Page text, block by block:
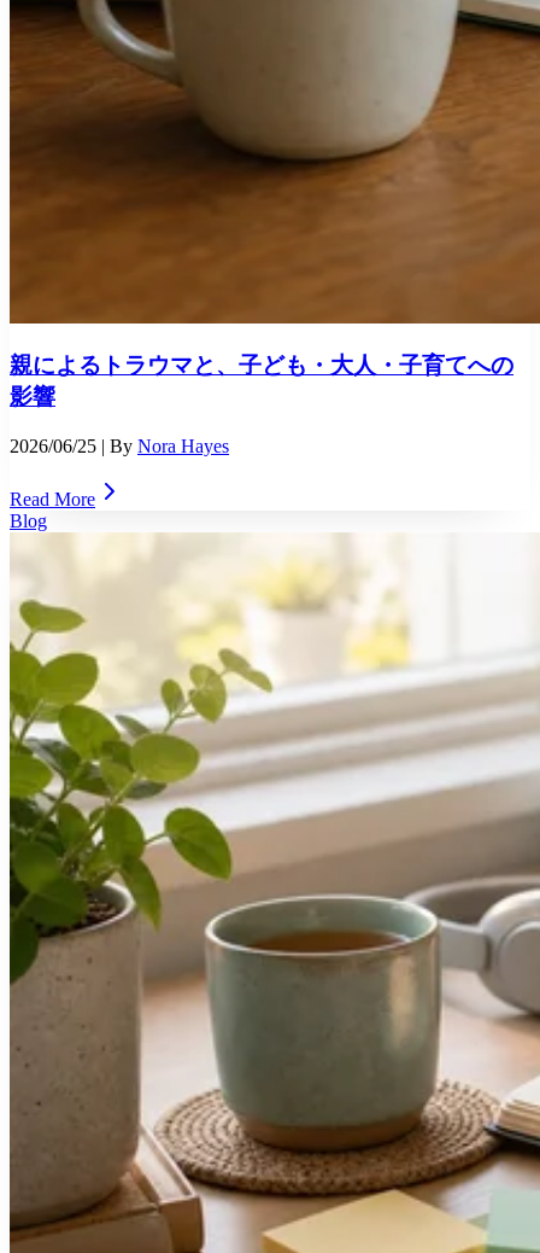
親によるトラウマと、子ども・大人・子育てへの
影響
2026/06/25 | By Nora Hayes
Read More
Blog